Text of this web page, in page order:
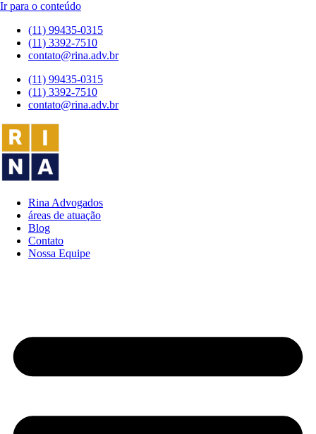
Ir para o conteúdo
(11) 99435-0315
(11) 3392-7510
contato@rina.adv.br
(11) 99435-0315
(11) 3392-7510
contato@rina.adv.br
Rina Advogados
áreas de atuação
Blog
Contato
Nossa Equipe